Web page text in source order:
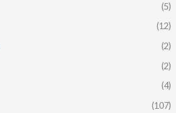
(5)
(12)
(2)
(2)
(4)
(107)